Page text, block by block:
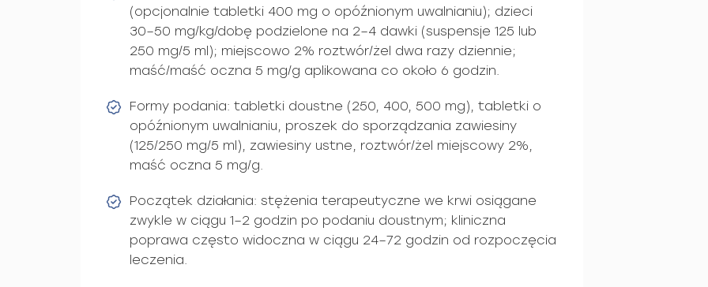
(opcjonalnie tabletki 400 mg o opóźnionym uwalnianiu); dzieci
30–50 mg/kg/dobę podzielone na 2–4 dawki (suspensje 125 lub
250 mg/5 ml); miejscowo 2% roztwór/żel dwa razy dziennie;
maść/maść oczna 5 mg/g aplikowana co około 6 godzin.
Formy podania: tabletki doustne (250, 400, 500 mg), tabletki o
opóźnionym uwalnianiu, proszek do sporządzania zawiesiny
(125/250 mg/5 ml), zawiesiny ustne, roztwór/żel miejscowy 2%,
maść oczna 5 mg/g.
Początek działania: stężenia terapeutyczne we krwi osiągane
zwykle w ciągu 1–2 godzin po podaniu doustnym; kliniczna
poprawa często widoczna w ciągu 24–72 godzin od rozpoczęcia
leczenia.